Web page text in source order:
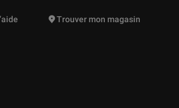
produits vont vous être proposées
Trouver mon magasin